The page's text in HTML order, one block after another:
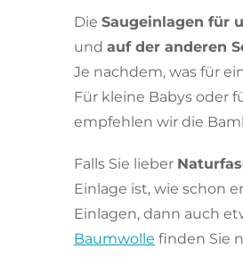
Die Saugeinlagen für
und auf der anderen
Je nachdem, was für
Für kleine Babys oder
empfehlen wir die
Falls Sie lieber
Einlage ist, wie schon
Einlagen, dann auch
Baumwolle finden Sie